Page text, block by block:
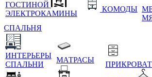
ГОСТИНОЙ
ЭЛЕКТРОКАМИНЫ
КОМОДЫ
СПАЛЬНЯ
ИНТЕРЬЕРЫ
СПАЛЬНИ
МАТРАСЫ